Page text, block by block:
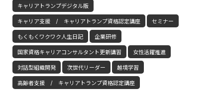
キャリアトランプデジタル版
キャリア支援 / キャリアトランプ資格認定講座 セミナー
もくもくワクワク人生日記 企業研修
国家資格キャリアコンサルタント更新講習 女性活躍推進
対話型組織開発 次世代リーダー 越境学習
高齢者支援 / キャリアトランプ資格認定講座